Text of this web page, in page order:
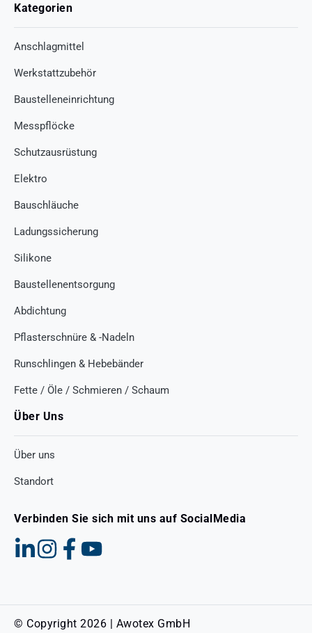
Kategorien
Anschlagmittel
Werkstattzubehör
Baustelleneinrichtung
Messpflöcke
Schutzausrüstung
Elektro
Bauschläuche
Ladungssicherung
Silikone
Baustellenentsorgung
Abdichtung
Pflasterschnüre & -Nadeln
Runschlingen & Hebebänder
Fette / Öle / Schmieren / Schaum
Über Uns
Über uns
Standort
Verbinden Sie sich mit uns auf SocialMedia
© Copyright 2026 | Awotex GmbH